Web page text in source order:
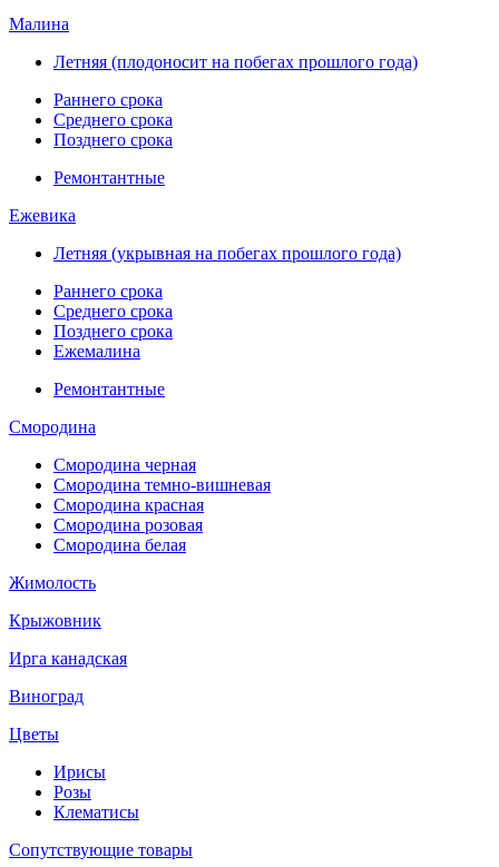
Малина
Летняя (плодоносит на побегах прошлого года)
Раннего срока
Среднего срока
Позднего срока
Ремонтантные
Ежевика
Летняя (укрывная на побегах прошлого года)
Раннего срока
Среднего срока
Позднего срока
Ежемалина
Ремонтантные
Смородина
Смородина черная
Смородина темно-вишневая
Смородина красная
Смородина розовая
Смородина белая
Жимолость
Крыжовник
Ирга канадская
Виноград
Цветы
Ирисы
Розы
Клематисы
Сопутствующие товары